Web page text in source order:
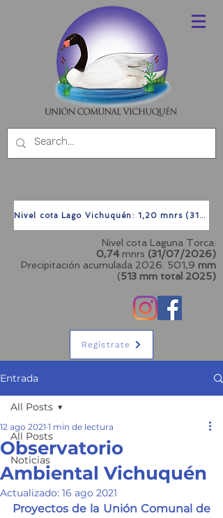
Nivel cota Lago Vichuquén: 1,20 mnrs (31/07/2026)
Nivel cota Laguna Torca:
0,74mnrs (31/07/2026)
Precipitación acumulada 2026: 501,9 mm
(513 mm total 2025)
Regístrate
Entrada
All Posts
Noticias
All Posts
Observatorio
Ambiental Vichuquén
12 ago 2021 1 min de lectura
Actualizado: 16 ago 2021
Proyectos de la Unión Comunal de